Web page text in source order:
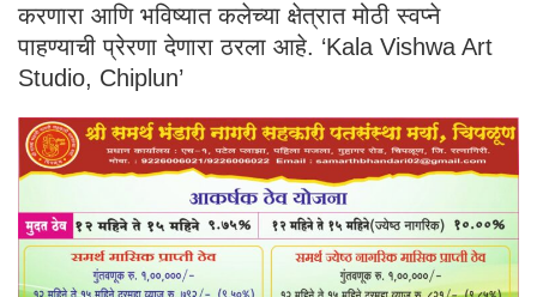
करणारा आणि भविष्यात कलेच्या क्षेत्रात मोठी स्वप्ने
पाहण्याची प्रेरणा देणारा ठरला आहे. ‘Kala Vishwa Art
Studio, Chiplun’